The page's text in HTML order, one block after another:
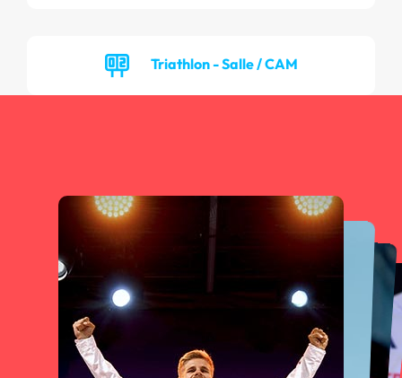
Triathlon - Salle / CAM